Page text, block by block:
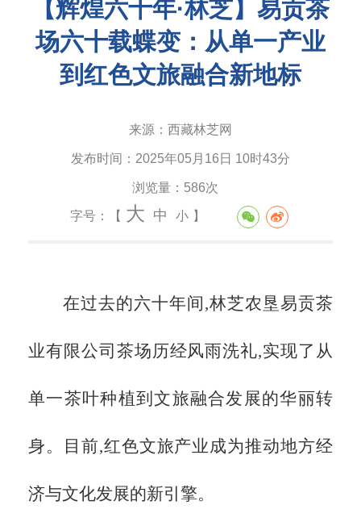
【辉煌六十年·林芝】易贡茶
场六十载蝶变：从单一产业
到红色文旅融合新地标
来源： 西藏林芝网
发布时间： 2025年05月16日 10时43分
浏览量： 586次
字号：【 大 中 小 】
在过去的六十年间,林芝农垦易贡茶
业有限公司茶场历经风雨洗礼,实现了从
单一茶叶种植到文旅融合发展的华丽转
身。目前,红色文旅产业成为推动地方经
济与文化发展的新引擎。